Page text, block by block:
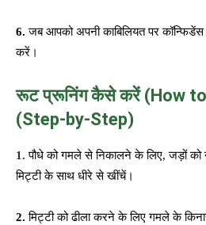
6. जब आपको अपनी काबिलियत पर
करें।
रूट प्रूनिंग कैसे करें (How
(Step-by-Step)
1. पौधे को गमले से निकालने के लिए, जड़ों
मिट्टी के साथ धीरे से खींचें।
2. मिट्टी को ढीला करने के लिए गमले के